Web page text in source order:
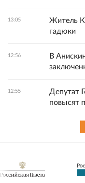
13:05
Житель
гадюки
12:56
В
12:55
Депутат
повысят